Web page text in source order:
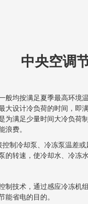
中央空调
般均按满足夏季最高环境
大设计冷负荷的时间，
为满足少量时间大冷负荷
浪费。
制冷却泵、冷冻泵温差
的转速，使冷却水、冷冻
制技术，通过感应冷冻机
能省电的目的。